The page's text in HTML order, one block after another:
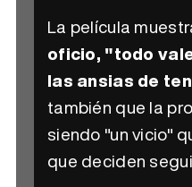
La película
oficio, "todo
las ansias de
también que la
siendo "un vicio"
que deciden